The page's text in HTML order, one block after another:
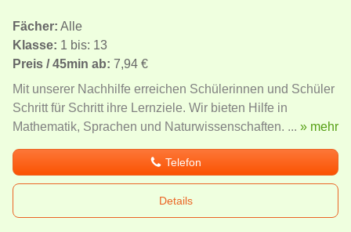
Fächer: Alle
Klasse: 1 bis: 13
Preis / 45min ab: 7,94 €
Mit unserer Nachhilfe erreichen Schülerinnen und Schüler
Schritt für Schritt ihre Lernziele. Wir bieten Hilfe in
Mathematik, Sprachen und Naturwissenschaften. ... » mehr
Telefon
Details